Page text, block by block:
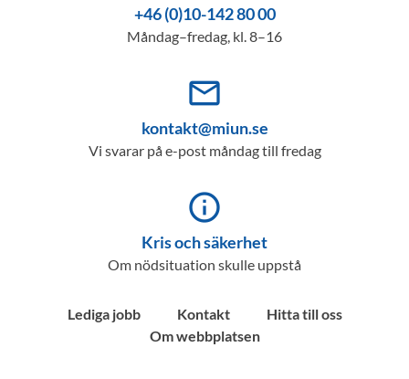
+46 (0)10-142 80 00
Måndag–fredag, kl. 8–16
mail_outline
kontakt@miun.se
Vi svarar på e-post måndag till fredag
info_outline
Kris och säkerhet
Om nödsituation skulle uppstå
Lediga jobb Kontakt
Hitta till oss
Om webbplatsen